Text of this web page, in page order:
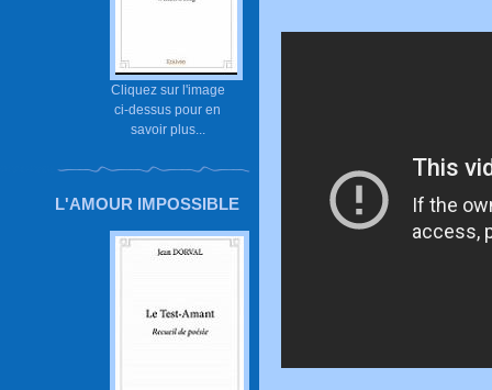
Cliquez sur l'image
ci-dessus pour en
savoir plus...
L'AMOUR IMPOSSIBLE